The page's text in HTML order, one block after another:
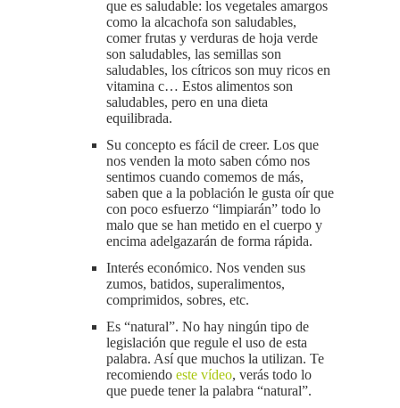
que es saludable: los vegetales amargos
como la alcachofa son saludables,
comer frutas y verduras de hoja verde
son saludables, las semillas son
saludables, los cítricos son muy ricos en
vitamina c… Estos alimentos son
saludables, pero en una dieta
equilibrada.
Su concepto es fácil de creer. Los que
nos venden la moto saben cómo nos
sentimos cuando comemos de más,
saben que a la población le gusta oír que
con poco esfuerzo “limpiarán” todo lo
malo que se han metido en el cuerpo y
encima adelgazarán de forma rápida.
Interés económico. Nos venden sus
zumos, batidos, superalimentos,
comprimidos, sobres, etc.
Es “natural”. No hay ningún tipo de
legislación que regule el uso de esta
palabra. Así que muchos la utilizan. Te
recomiendo este vídeo, verás todo lo
que puede tener la palabra “natural”.